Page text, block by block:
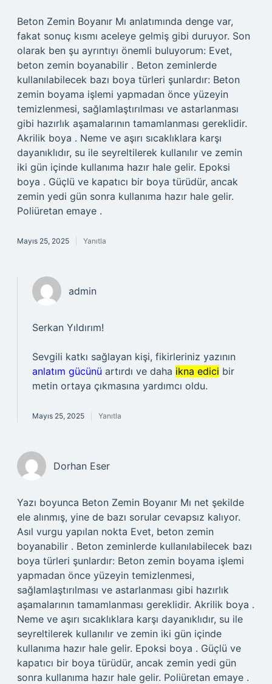
Beton Zemin Boyanır Mı anlatımında denge var,
fakat sonuç kısmı aceleye gelmiş gibi duruyor. Son
olarak ben şu ayrıntıyı önemli buluyorum: Evet,
beton zemin boyanabilir . Beton zeminlerde
kullanılabilecek bazı boya türleri şunlardır: Beton
zemin boyama işlemi yapmadan önce yüzeyin
temizlenmesi, sağlamlaştırılması ve astarlanması
gibi hazırlık aşamalarının tamamlanması gereklidir.
Akrilik boya . Neme ve aşırı sıcaklıklara karşı
dayanıklıdır, su ile seyreltilerek kullanılır ve zemin
iki gün içinde kullanıma hazır hale gelir. Epoksi
boya . Güçlü ve kapatıcı bir boya türüdür, ancak
zemin yedi gün sonra kullanıma hazır hale gelir.
Poliüretan emaye .
Mayıs 25, 2025 Yanıtla
admin
Serkan Yıldırım!
Sevgili katkı sağlayan kişi, fikirleriniz yazının
anlatım gücünü artırdı ve daha ikna edici bir
metin ortaya çıkmasına yardımcı oldu.
Mayıs 25, 2025 Yanıtla
Dorhan Eser
Yazı boyunca Beton Zemin Boyanır Mı net şekilde
ele alınmış, yine de bazı sorular cevapsız kalıyor.
Asıl vurgu yapılan nokta Evet, beton zemin
boyanabilir . Beton zeminlerde kullanılabilecek bazı
boya türleri şunlardır: Beton zemin boyama işlemi
yapmadan önce yüzeyin temizlenmesi,
sağlamlaştırılması ve astarlanması gibi hazırlık
aşamalarının tamamlanması gereklidir. Akrilik boya .
Neme ve aşırı sıcaklıklara karşı dayanıklıdır, su ile
seyreltilerek kullanılır ve zemin iki gün içinde
kullanıma hazır hale gelir. Epoksi boya . Güçlü ve
kapatıcı bir boya türüdür, ancak zemin yedi gün
sonra kullanıma hazır hale gelir. Poliüretan emaye .